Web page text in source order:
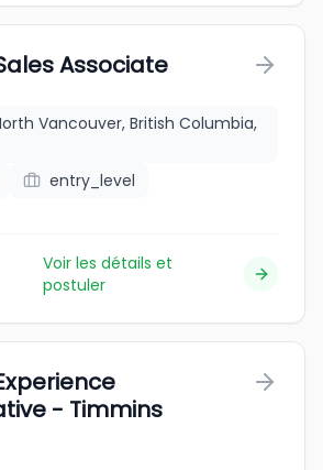
Associate
Vancouver, British Columbia,
entry_level
Voir les détails et
postuler
- Timmins